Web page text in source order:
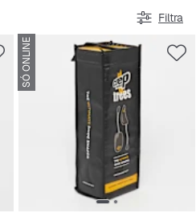
Filtra
SÓ ONLINE